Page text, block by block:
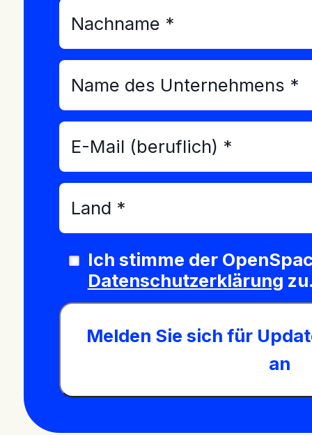
Ich stimme der
Datenschutzerklärung
Melden Sie sich für
an